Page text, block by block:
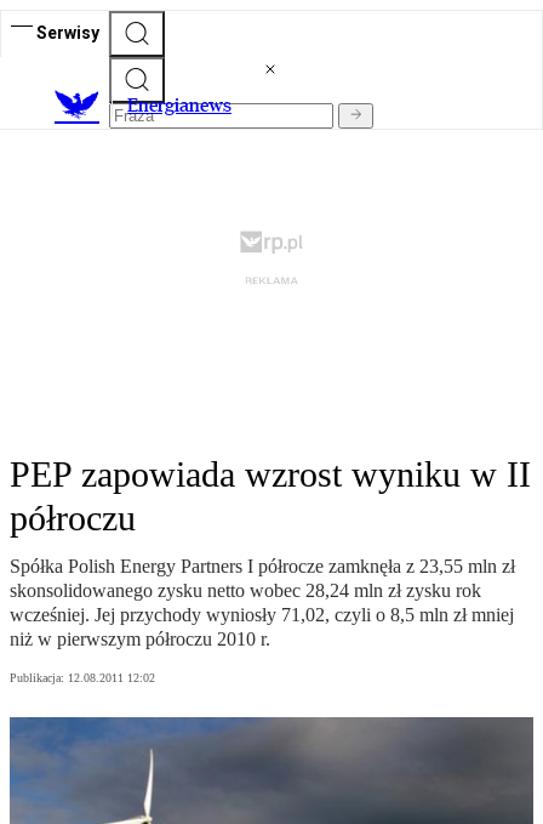
Serwisy
Energianews
PEP zapowiada wzrost wyniku w II
półroczu
Spółka Polish Energy Partners I półrocze zamknęła z 23,55 mln zł
skonsolidowanego zysku netto wobec 28,24 mln zł zysku rok
wcześniej. Jej przychody wyniosły 71,02, czyli o 8,5 mln zł mniej
niż w pierwszym półroczu 2010 r.
Publikacja: 12.08.2011 12:02